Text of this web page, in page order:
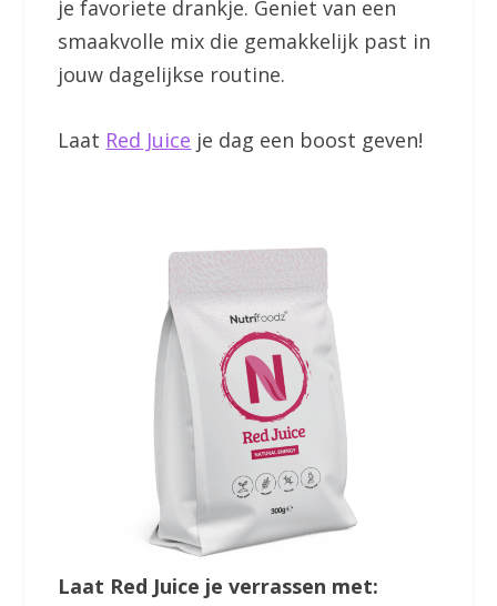
je favoriete drankje. Geniet van een
smaakvolle mix die gemakkelijk past in
jouw dagelijkse routine.
Laat Red Juice je dag een boost geven!
Laat Red Juice je verrassen met: